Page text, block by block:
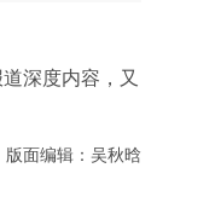
深度内容，又
面编辑：吴秋晗